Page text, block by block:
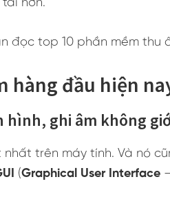
hơn.
đọc top 10 phần mềm thu
hàng đầu hiện
hình, ghi âm không
trên máy tính. Và nó
(Graphical User Interface